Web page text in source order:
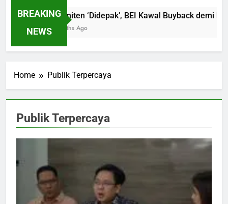
BREAKING
NEWS
18 Emiten ‘Didepak’, BEI Kawal Buyback demi
4 Months Ago
Home Publik Terpercaya
Publik Terpercaya